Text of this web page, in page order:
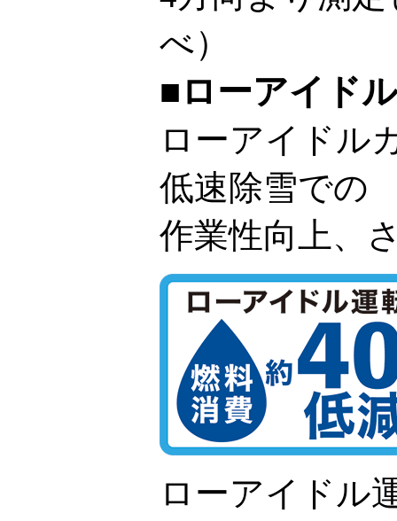
べ）
■ローアイド
ローアイドル
低速除雪での
作業性向上、
ローアイドル